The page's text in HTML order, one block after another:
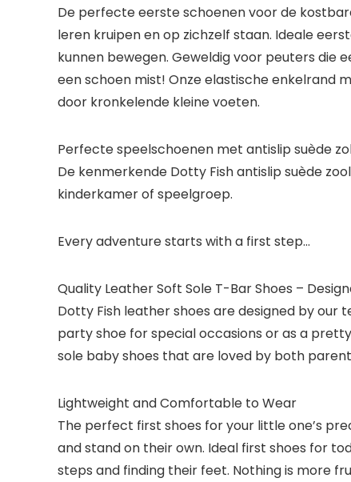
De perfecte eerste schoenen voor de
leren kruipen en op zichzelf staan. Ideale
kunnen bewegen. Geweldig voor peuters die
een schoen mist! Onze elastische enkelrand
door kronkelende kleine voeten.
Perfecte speelschoenen met antislip suède
De kenmerkende Dotty Fish antislip suède
kinderkamer of speelgroep.
Every adventure starts with a first step…
Quality Leather Soft Sole T-Bar Shoes –
Dotty Fish leather shoes are designed by our
party shoe for special occasions or as a
sole baby shoes that are loved by both
Lightweight and Comfortable to Wear
The perfect first shoes for your little one’s
and stand on their own. Ideal first shoes for
steps and finding their feet. Nothing is more